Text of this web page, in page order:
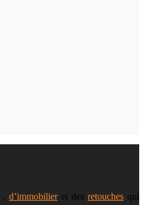
, d’immobilieret des retouches qui